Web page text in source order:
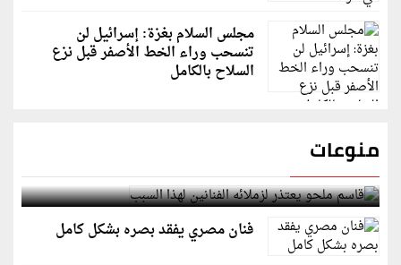
مجلس السلام بغزة: إسرائيل لن
تنسحب وراء الخط الأصفر قبل نزع
السلاح بالكامل
منوعات
قاسم ملحو يعتذر لزملائه الفنانين لهذا السبب
فنان مصري يفقد بصره بشكل كامل